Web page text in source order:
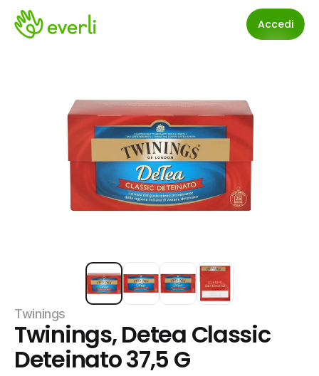
Accedi
Twinings
Twinings, Detea Classic
Deteinato 37,5 G